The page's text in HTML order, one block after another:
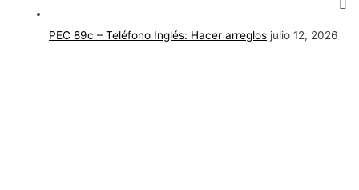
PEC 89c – Teléfono Inglés: Hacer arreglos julio 12, 2026